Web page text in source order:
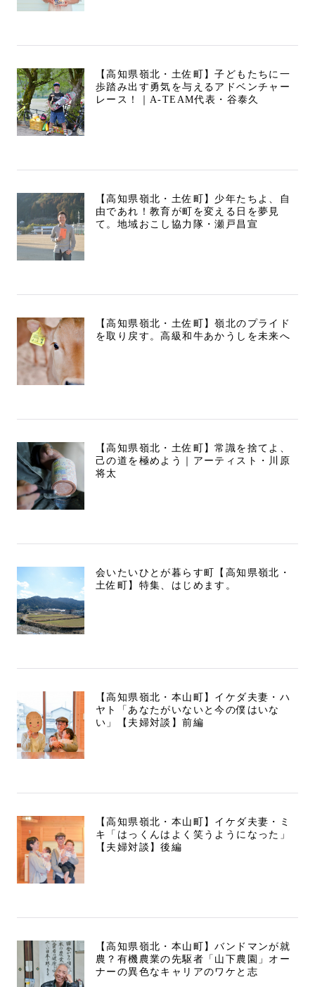
【高知県嶺北・土佐町】子どもたちに一
歩踏み出す勇気を与えるアドベンチャー
レース！｜A-TEAM代表・谷泰久
【高知県嶺北・土佐町】少年たちよ、自
由であれ！教育が町を変える日を夢見
て。地域おこし協力隊・瀬戸昌宣
【高知県嶺北・土佐町】嶺北のプライド
を取り戻す。高級和牛あかうしを未来へ
【高知県嶺北・土佐町】常識を捨てよ、
己の道を極めよう｜アーティスト・川原
将太
会いたいひとが暮らす町【高知県嶺北・
土佐町】特集、はじめます。
【高知県嶺北・本山町】イケダ夫妻・ハ
ヤト「あなたがいないと今の僕はいな
い」【夫婦対談】前編
【高知県嶺北・本山町】イケダ夫妻・ミ
キ「はっくんはよく笑うようになった」
【夫婦対談】後編
【高知県嶺北・本山町】バンドマンが就
農？有機農業の先駆者「山下農園」オー
ナーの異色なキャリアのワケと志